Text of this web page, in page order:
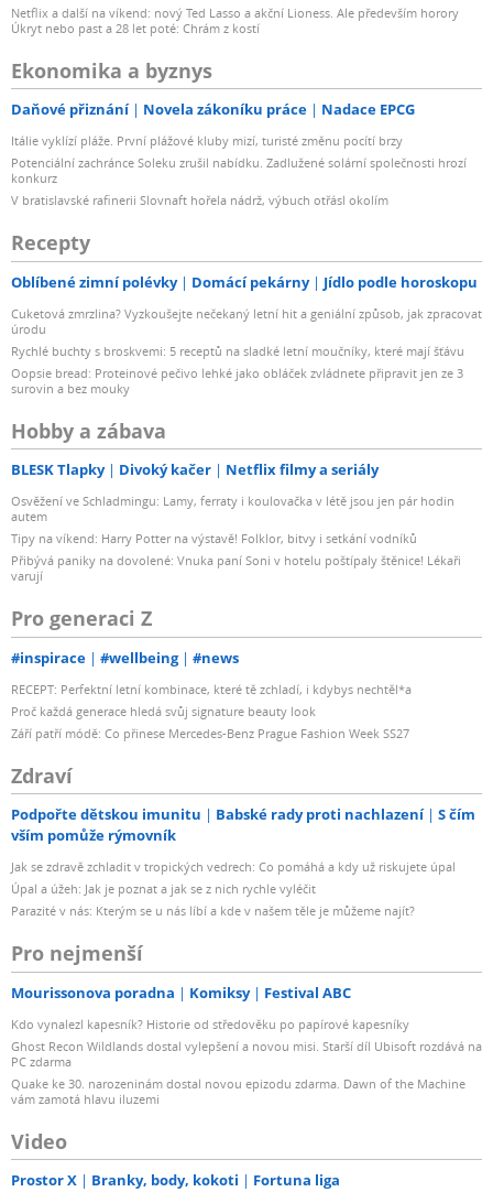
Netflix a další na víkend: nový Ted Lasso a akční Lioness. Ale především horory
Úkryt nebo past a 28 let poté: Chrám z kostí
Ekonomika a byznys
Daňové přiznání Novela zákoníku práce Nadace EPCG
Itálie vyklízí pláže. První plážové kluby mizí, turisté změnu pocítí brzy
Potenciální zachránce Soleku zrušil nabídku. Zadlužené solární společnosti hrozí
konkurz
V bratislavské rafinerii Slovnaft hořela nádrž, výbuch otřásl okolím
Recepty
Oblíbené zimní polévky Domácí pekárny Jídlo podle horoskopu
Cuketová zmrzlina? Vyzkoušejte nečekaný letní hit a geniální způsob, jak zpracovat
úrodu
Rychlé buchty s broskvemi: 5 receptů na sladké letní moučníky, které mají šťávu
Oopsie bread: Proteinové pečivo lehké jako obláček zvládnete připravit jen ze 3
surovin a bez mouky
Hobby a zábava
BLESK Tlapky Divoký kačer Netflix filmy a seriály
Osvěžení ve Schladmingu: Lamy, ferraty i koulovačka v létě jsou jen pár hodin
autem
Tipy na víkend: Harry Potter na výstavě! Folklor, bitvy i setkání vodníků
Přibývá paniky na dovolené: Vnuka paní Soni v hotelu poštípaly štěnice! Lékaři
varují
Pro generaci Z
#inspirace #wellbeing #news
RECEPT: Perfektní letní kombinace, které tě zchladí, i kdybys nechtěl*a
Proč každá generace hledá svůj signature beauty look
Září patří módě: Co přinese Mercedes-Benz Prague Fashion Week SS27
Zdraví
Podpořte dětskou imunitu Babské rady proti nachlazení
S čím
vším pomůže rýmovník
Jak se zdravě zchladit v tropických vedrech: Co pomáhá a kdy už riskujete úpal
Úpal a úžeh: Jak je poznat a jak se z nich rychle vyléčit
Parazité v nás: Kterým se u nás líbí a kde v našem těle je můžeme najít?
Pro nejmenší
Mourissonova poradna Komiksy Festival ABC
Kdo vynalezl kapesník? Historie od středověku po papírové kapesníky
Ghost Recon Wildlands dostal vylepšení a novou misi. Starší díl Ubisoft rozdává na
PC zdarma
Quake ke 30. narozeninám dostal novou epizodu zdarma. Dawn of the Machine
vám zamotá hlavu iluzemi
Video
Prostor X Branky, body, kokoti Fortuna liga